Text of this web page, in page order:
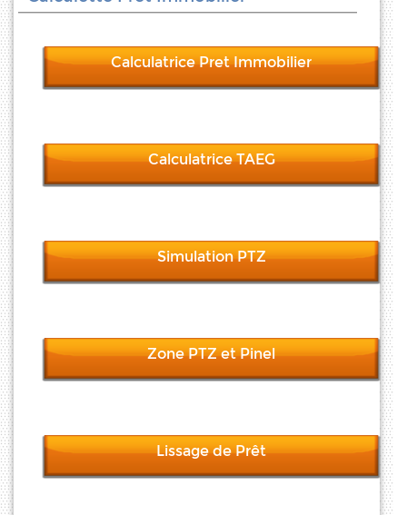
Calculatrice Pret Immobilier
Calculatrice TAEG
Simulation PTZ
Zone PTZ et Pinel
Lissage de Prêt